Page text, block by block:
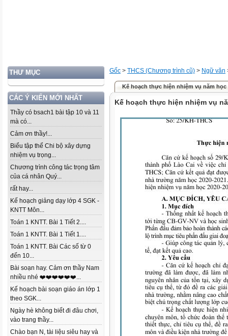
THƯ MỤC
CÁC Ý KIẾN MỚI NHẤT
Thầy có bsach1 bài tập 10 và 11
mà có...
Cảm ơn thầy!...
Biểu tập thể Chi bộ xây dựng
nhiệm vụ trọng...
Chương trình công tác trọng tâm
của cá nhân Quý...
rất hay...
Kế hoạch giảng dạy lớp 4 SGK -
KNTT Môn...
Toán 1 KNTT. Bài 1 Tiết 2....
Toán 1 KNTT. Bài 1 Tiết 1....
Toán 1 KNTT. Bài Các số từ 0
đến 10...
Bài soạn hay. Cảm ơn thầy Nam
nhiều nhé ❤️❤️❤️❤️❤️❤️...
Kế hoạch bài soạn giáo án lớp 1
theo SGK...
Ngày hè không biết đi đâu chơi,
vào trang thầy...
Chào bạn N, tài liệu siêu hay và
Gốc > THCS (Chương trình cũ) > Ngữ văn
Kế hoạch thực hiện nhiệm vụ năm học
Kế hoạch thực hiện nhiệm vụ